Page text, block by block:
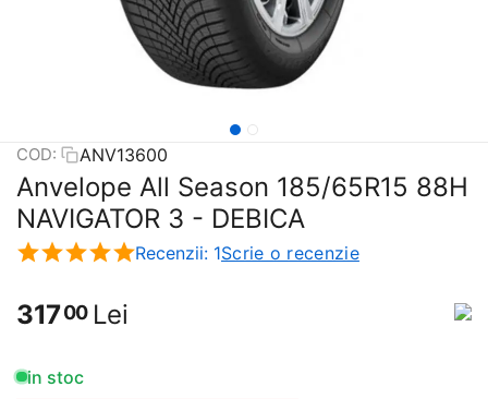
COD: ANV13600
Anvelope All Season 185/65R15 88H
NAVIGATOR 3 - DEBICA
Recenzii: 1Scrie o recenzie
31700 Lei
in stoc